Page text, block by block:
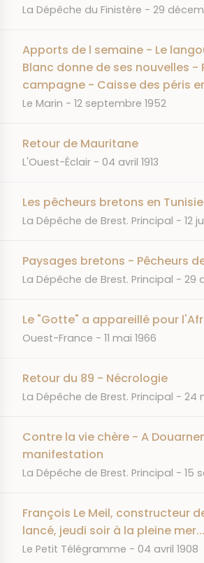
JOURNAL
La Dépêche du Finistère DATE
29
Apports de l semaine - Le
Blanc donne de ses nouvelles -
campagne - Caisse des péris
JOURNAL
Le Marin DATE
12 septembre 1952
Retour de Mauritane
JOURNAL
L'Ouest-Éclair DATE
04 avril 1913
Les pêcheurs bretons en Tunisie
JOURNAL
La Dépêche de Brest. Principal 12
Paysages bretons - Pêcheurs
JOURNAL
La Dépêche de Brest. Principal 29
Le "Gotte" a appareillé pour
JOURNAL
Ouest-France DATE
11 mai 1966
Retour du 89 - Nécrologie
JOURNAL
La Dépêche de Brest. Principal 24
Contre la vie chère - A
manifestation
JOURNAL
La Dépêche de Brest. Principal 15
François Le Meil, constructeur
lancé, jeudi soir à la pleine mer...
JOURNAL
Le Petit Télégramme DATE
04 avril 1908